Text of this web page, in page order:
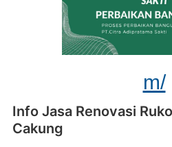
m/
Info Jasa Renovasi
Cakung